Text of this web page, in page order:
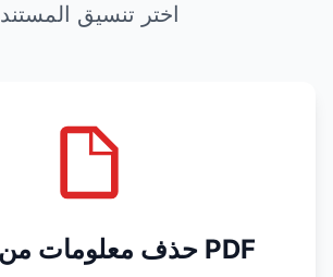
اختر تنسيق المستند
حذف معلومات من ملفات PDF